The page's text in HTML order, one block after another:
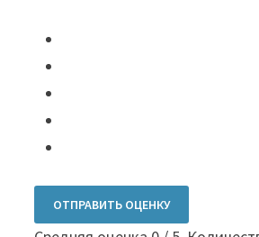
ОТПРАВИТЬ ОЦЕНКУ